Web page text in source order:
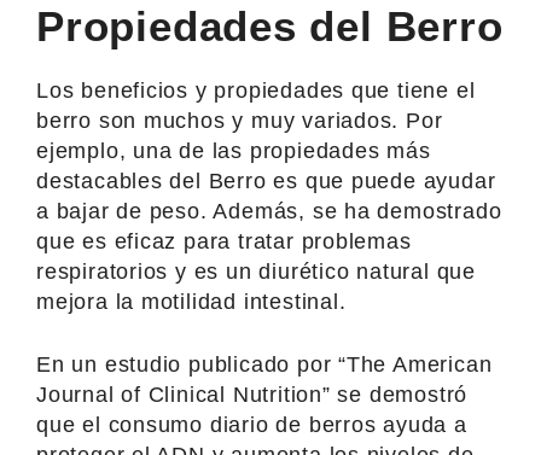
Propiedades del Berro
Los beneficios y propiedades que tiene el
berro son muchos y muy variados. Por
ejemplo, una de las propiedades más
destacables del Berro es que puede ayudar
a bajar de peso. Además, se ha demostrado
que es eficaz para tratar problemas
respiratorios y es un diurético natural que
mejora la motilidad intestinal.
En un estudio publicado por “The American
Journal of Clinical Nutrition” se demostró
que el consumo diario de berros ayuda a